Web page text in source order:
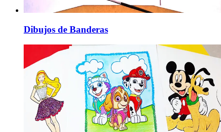
Dibujos de Banderas